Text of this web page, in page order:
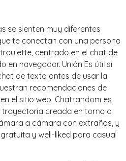
se sienten muy diferentes
te conectan con una persona
centrado en el chat de
en navegador. Unión Es útil si
de texto antes de usar la
recomendaciones de
el sitio web. Chatrandom es
creada en torno a
a cámara con extraños, y
y well-liked para casual